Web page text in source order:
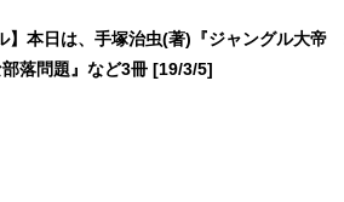
】本日は、手塚治虫(著)『ジャングル大帝
落問題』など3冊 [19/3/5]